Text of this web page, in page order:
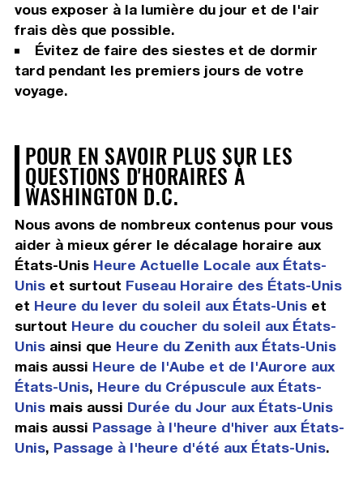
vous exposer à la lumière du jour et de l'air
frais dès que possible.
Évitez de faire des siestes et de dormir
tard pendant les premiers jours de votre
voyage.
POUR EN SAVOIR PLUS SUR LES
QUESTIONS D'HORAIRES À
WASHINGTON D.C.
Nous avons de nombreux contenus pour vous
aider à mieux gérer le décalage horaire aux
États-Unis Heure Actuelle Locale aux États-
Uniset surtout Fuseau Horaire des États-Unis
et Heure du lever du soleil aux États-Uniset
surtout Heure du coucher du soleil aux États-
Unisainsi que Heure du Zenith aux États-Unis
mais aussi Heure de l'Aube et de l'Aurore aux
États-Unis, Heure du Crépuscule aux États-
Unismais aussi Durée du Jour aux États-Unis
mais aussi Passage à l'heure d'hiver aux États-
Unis, Passage à l'heure d'été aux États-Unis.